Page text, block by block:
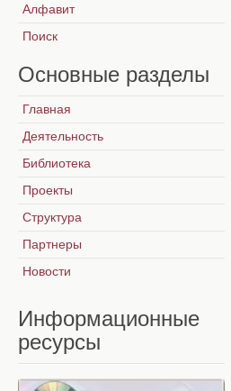
Алфавит
Поиск
Основные разделы
Главная
Деятельность
Библиотека
Проекты
Структура
Партнеры
Новости
Информационные
ресурсы